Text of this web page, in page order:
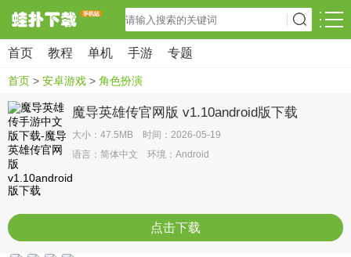
首页 教程 单机 手游 专题
首页 > 安卓游戏 > 角色扮演
魔导英雄传官网版 v1.10android版下载
大小：47.5MB 时间：2026-05-19
语言：简体中文 环境：Android
点击下载